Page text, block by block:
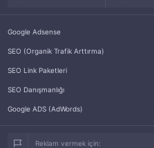
Google Adsense
SEO (Organik Trafik Arttırma)
SEO Link Paketleri
SEO Danışmanlığı
Google ADS (AdWords)
Reklam vermek için: